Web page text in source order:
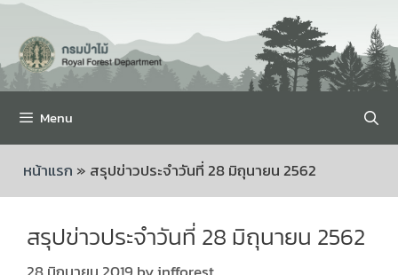
Menu
หน้าแรก » สรุปข่าวประจำวันที่ 28 มิถุนายน 2562
สรุปข่าวประจำวันที่ 28 มิถุนายน 2562